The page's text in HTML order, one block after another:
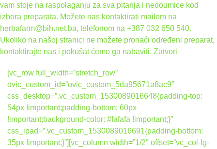
vam stoje na raspolaganju za sva pitanja i nedoumice kod
izbora preparata. Možete nas kontaktirati mailom na
herbafarm@bih.net.ba, telefonom na +387 032 650 540.
Ukoliko na našoj stranici ne možete pronaći određeni preparat,
kontaktirajte nas i pokušat ćemo ga nabaviti. Zatvori
[vc_row full_width=”stretch_row”
ovic_custom_id=”ovic_custom_5da95671a8ac9″
css_desktop=”.vc_custom_1530089016648{padding-top:
54px !important;padding-bottom: 60px
!important;background-color: #fafafa !important;}”
css_ipad=”.vc_custom_1530089016691{padding-bottom:
35px !important;}”][vc_column width=”1/2″ offset=”vc_col-lg-